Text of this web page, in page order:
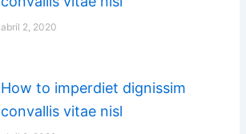
abril 2, 2020
How to imperdiet dignissim
convallis vitae nisl